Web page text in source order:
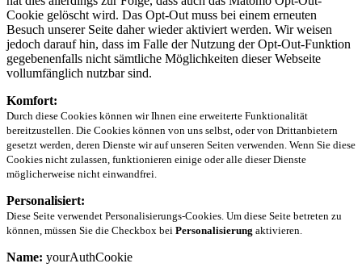
Cookie gelöscht wird. Das Opt-Out muss bei einem erneuten
Besuch unserer Seite daher wieder aktiviert werden. Wir weisen
jedoch darauf hin, dass im Falle der Nutzung der Opt-Out-Funktion
gegebenenfalls nicht sämtliche Möglichkeiten dieser Webseite
vollumfänglich nutzbar sind.
Komfort:
Durch diese Cookies können wir Ihnen eine erweiterte Funktionalität
bereitzustellen. Die Cookies können von uns selbst, oder von Drittanbietern
gesetzt werden, deren Dienste wir auf unseren Seiten verwenden. Wenn Sie diese
Cookies nicht zulassen, funktionieren einige oder alle dieser Dienste
möglicherweise nicht einwandfrei.
Personalisiert:
Diese Seite verwendet Personalisierungs-Cookies. Um diese Seite betreten zu
können, müssen Sie die Checkbox bei Personalisierung aktivieren.
Name: yourAuthCookie